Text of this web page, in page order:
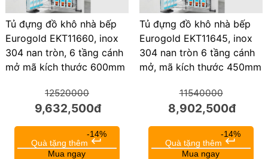
Tủ đựng đồ khô nhà bếp
Eurogold EKT11660, inox
304 nan tròn, 6 tầng cánh
mở mã kích thước 600mm
12520000
9,632,500đ
-14%
Quà tặng thêm keyboard_return
Mua ngay
Tủ đựng đồ khô nhà bếp
Eurogold EKT11645, inox
304 nan tròn 6 tầng cánh
mở, mã kích thước 450mm
11540000
8,902,500đ
-14%
Quà tặng thêm keyboard_return
Mua ngay